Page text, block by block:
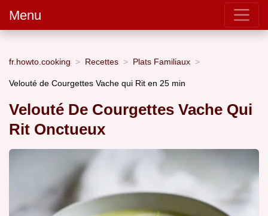
Menu
fr.howto.cooking Recettes Plats Familiaux
Velouté de Courgettes Vache qui Rit en 25 min
Velouté De Courgettes Vache Qui
Rit Onctueux